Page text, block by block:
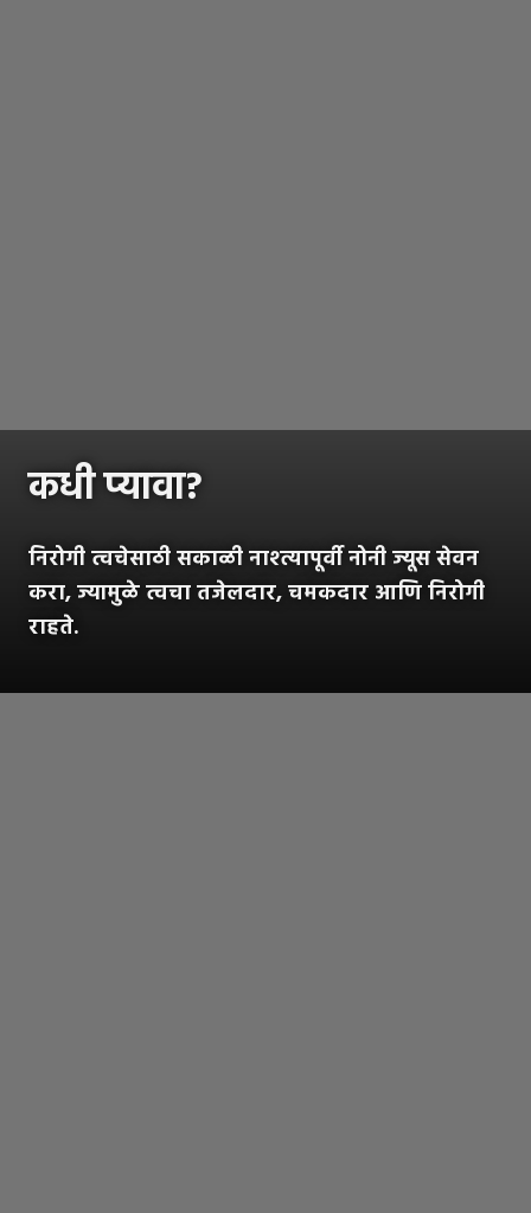
कधी प्यावा?
निरोगी त्वचेसाठी सकाळी नाश्त्यापूर्वी नोनी ज्यूस सेवन
करा, ज्यामुळे त्वचा तजेलदार, चमकदार आणि निरोगी
राहते.